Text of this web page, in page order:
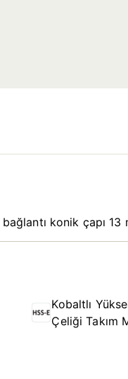
konik çapı
Kobaltlı
Çeliği Takım